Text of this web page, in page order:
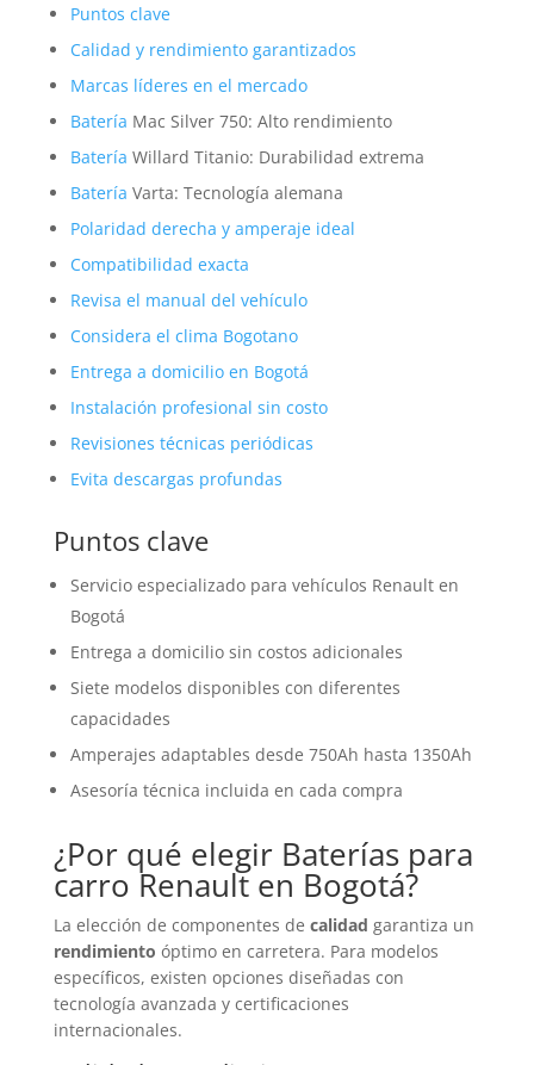
Puntos clave
Calidad y rendimiento garantizados
Marcas líderes en el mercado
Batería Mac Silver 750: Alto rendimiento
Batería Willard Titanio: Durabilidad extrema
Batería Varta: Tecnología alemana
Polaridad derecha y amperaje ideal
Compatibilidad exacta
Revisa el manual del vehículo
Considera el clima Bogotano
Entrega a domicilio en Bogotá
Instalación profesional sin costo
Revisiones técnicas periódicas
Evita descargas profundas
Puntos clave
Servicio especializado para vehículos Renault en
Bogotá
Entrega a domicilio sin costos adicionales
Siete modelos disponibles con diferentes
capacidades
Amperajes adaptables desde 750Ah hasta 1350Ah
Asesoría técnica incluida en cada compra
¿Por qué elegir Bateríaspara
carro Renault en Bogotá?
La elección de componentes de calidad garantiza un
rendimiento óptimo en carretera. Para modelos
específicos, existen opciones diseñadas con
tecnología avanzada y certificaciones
internacionales.